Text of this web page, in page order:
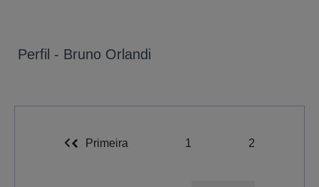
Perfil - Bruno Orlandi
Primeira 1 2